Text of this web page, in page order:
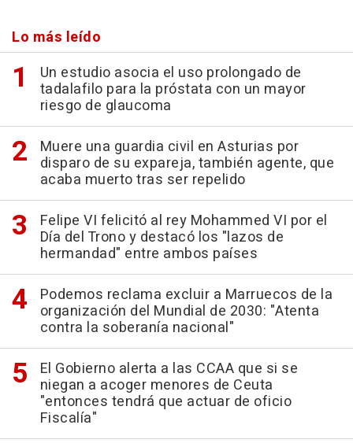
Lo más leído
Un estudio asocia el uso prolongado de
tadalafilo para la próstata con un mayor
riesgo de glaucoma
Muere una guardia civil en Asturias por
disparo de su expareja, también agente, que
acaba muerto tras ser repelido
Felipe VI felicitó al rey Mohammed VI por el
Día del Trono y destacó los "lazos de
hermandad" entre ambos países
Podemos reclama excluir a Marruecos de la
organización del Mundial de 2030: "Atenta
contra la soberanía nacional"
El Gobierno alerta a las CCAA que si se
niegan a acoger menores de Ceuta
"entonces tendrá que actuar de oficio
Fiscalía"